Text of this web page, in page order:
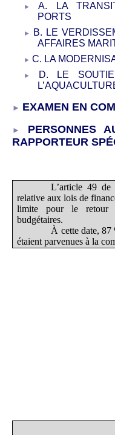
A. LA
PORTS
B. LE
AFFAIRES
C. LA
D. LE
EXAMEN EN
PERSONNES
RAPPORTEUR
L’article 49
relative aux lois de
limite pour le retour
budgétaires.
À cette date, 87
étaient parvenues à la